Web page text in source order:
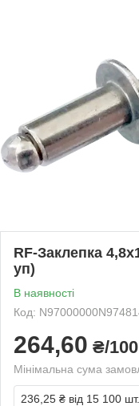
RF-Заклепка
уп)
В наявності
Код:
264,60 ₴/
Мінімальна сума
236,25 ₴ від 15 100 шт.